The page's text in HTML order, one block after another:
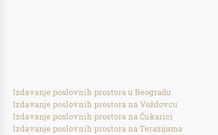
Izdavanje poslovnih prostora u Beogradu
Izdavanje poslovnih prostora na Voždovcu
Izdavanje poslovnih prostora na Čukarici
Izdavanje poslovnih prostora na Terazijama